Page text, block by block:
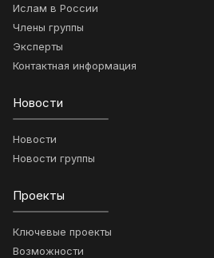
Ислам в России
Члены группы
Эксперты
Контактная информация
Новости
Новости
Новости группы
Проекты
Ключевые проекты
Возможности